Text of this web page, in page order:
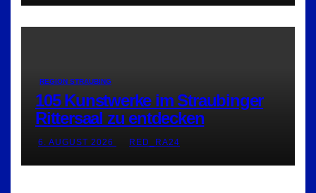
REGION STRAUBING
105 Kunstwerke im Straubinger
Rittersaal zu entdecken
6. AUGUST 2026 RED_RA24